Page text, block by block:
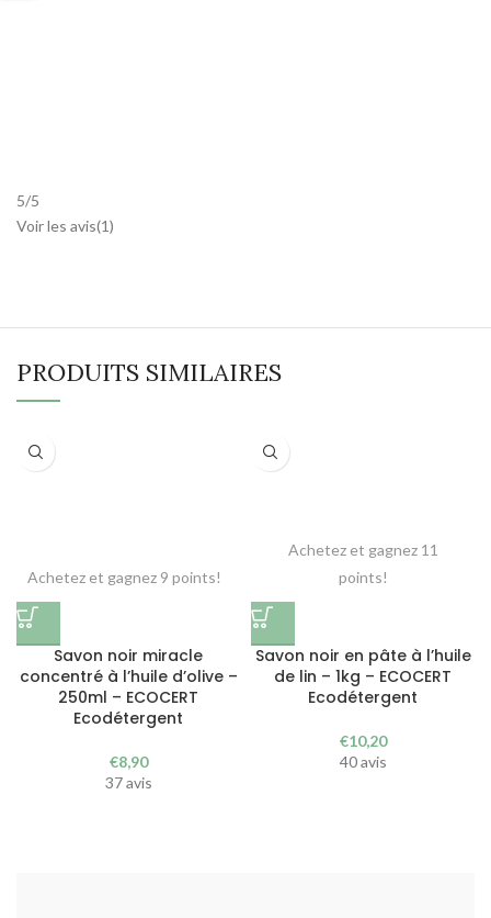
5/5
Voir les avis(1)
PRODUITS SIMILAIRES
Achetez et gagnez 9 points!
Savon noir miracle
concentré à l’huile d’olive –
250ml – ECOCERT
Ecodétergent
€8,90
37 avis
Achetez et gagnez 11
points!
Savon noir en pâte à l’huile
de lin – 1kg – ECOCERT
Ecodétergent
€10,20
40 avis